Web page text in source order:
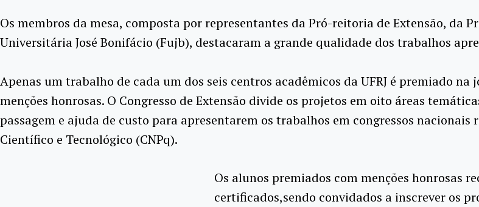
Os membros da mesa, composta por representantes da Pró-reitoria de Extensão, da
Universitária José Bonifácio (Fujb), destacaram a grande qualidade dos trabalhos
Apenas um trabalho de cada um dos seis centros acadêmicos da UFRJ é premiado
menções honrosas. O Congresso de Extensão divide os projetos em oito áreas
passagem e ajuda de custo para apresentarem os trabalhos em congressos
Científico e Tecnológico (CNPq).
Os alunos premiados com menções honrosas
certificados,sendo convidados a inscrever os